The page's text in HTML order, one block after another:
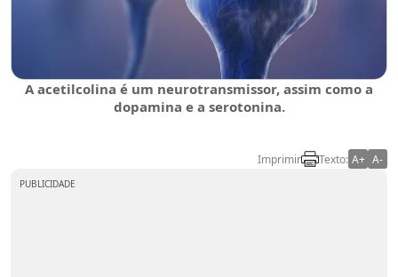
A acetilcolina é um neurotransmissor, assim como a
dopamina e a serotonina.
Imprimir Texto: A+ A-
PUBLICIDADE